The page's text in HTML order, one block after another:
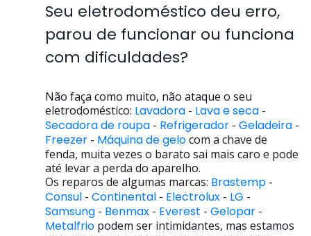
Seu eletrodoméstico deu erro,
parou de funcionar ou funciona
com dificuldades?
Não faça como muito, não ataque o seu
eletrodoméstico: Lavadora - Lava e seca -
Secadora de roupa - Refrigerador - Geladeira -
Freezer - Máquina de gelocom a chave de
fenda, muita vezes o barato sai mais caro e pode
até levar a perda do aparelho.
Os reparos de algumas marcas: Brastemp -
Consul - Continental - Electrolux - LG -
Samsung - Benmax - Everest - Gelopar -
Metalfrio podem ser intimidantes, mas estamos